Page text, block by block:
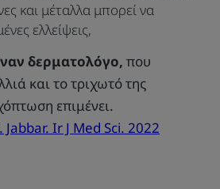
και μέταλλα μπορεί να
ελλείψεις,
δερματολόγο, που
και το τριχωτό της
επιμένει.
Ir J Med Sci. 2022